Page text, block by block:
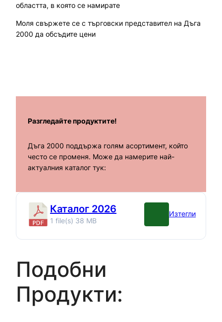
областта, в която се намирате
Моля свържете се с търговски представител на Дъга
2000 да обсъдите цени
Разгледайте продуктите!
Дъга 2000 поддържа голям асортимент, който
често се променя. Може да намерите най-
актуалния каталог тук:
Каталог 2026
1 file(s) 38 MB
Изтегли
Подобни
Продукти: